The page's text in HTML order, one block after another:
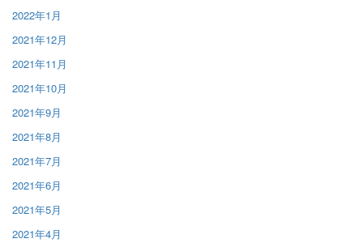
2022年1月
2021年12月
2021年11月
2021年10月
2021年9月
2021年8月
2021年7月
2021年6月
2021年5月
2021年4月